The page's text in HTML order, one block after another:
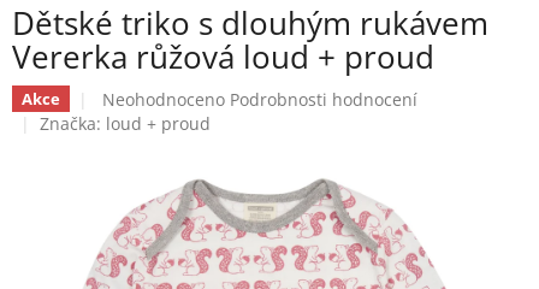
Dětské triko s dlouhým rukávem
Vererka růžová loud + proud
Akce
Průměrné
hodnocení
5
hvězdiček.
Neohodnoceno Podrobnosti hodnocení
Značka: loud + proud